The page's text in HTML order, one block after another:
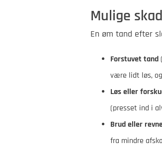
Mulige
En øm tand efter
Forstuvet tand
være lidt løs,
Løs eller
(presset ind i
Brud eller
fra mindre